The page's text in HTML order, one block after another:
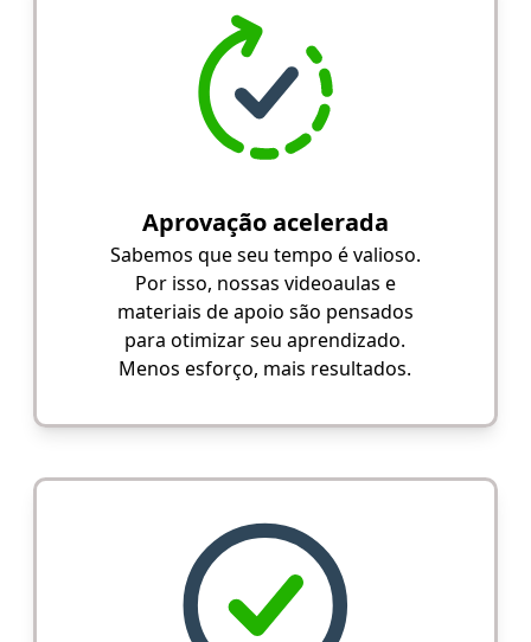
Aprovação acelerada
Sabemos que seu tempo é valioso.
Por isso, nossas videoaulas e
materiais de apoio são pensados
para otimizar seu aprendizado.
Menos esforço, mais resultados.